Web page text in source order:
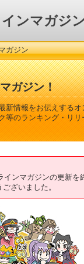
ンマガジン
ガジン
ガジン！
新情報をお伝えする
等のランキング・リ
ンマガジンの更新を
ざいました。